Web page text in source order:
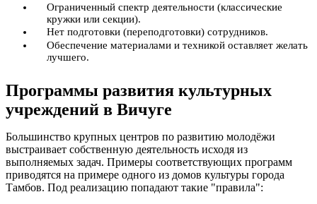
Ограниченный спектр деятельности (классические
кружки или секции).
Нет подготовки (переподготовки) сотрудников.
Обеспечение материалами и техникой оставляет желать
лучшего.
Программы развития культурных
учреждений в Вичуге
Большинство крупных центров по развитию молодёжи
выстраивает собственную деятельность исходя из
выполняемых задач. Примеры соответствующих программ
приводятся на примере одного из домов культуры города
Тамбов. Под реализацию попадают такие "правила":